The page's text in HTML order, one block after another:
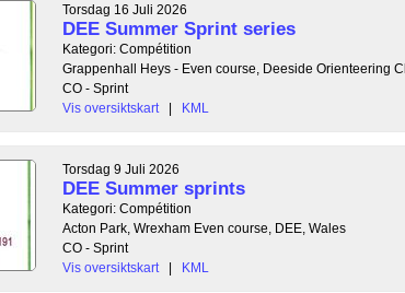
Torsdag 16 Juli 2026
DEE Summer Sprint series
Kategori: Compétition
Grappenhall Heys - Even course, Deeside Orienteering
CO - Sprint
Vis oversiktskart
| KML
Torsdag 9 Juli 2026
DEE Summer sprints
Kategori: Compétition
Acton Park, Wrexham Even course, DEE, Wales
CO - Sprint
Vis oversiktskart
| KML